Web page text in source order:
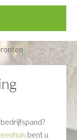
bent u